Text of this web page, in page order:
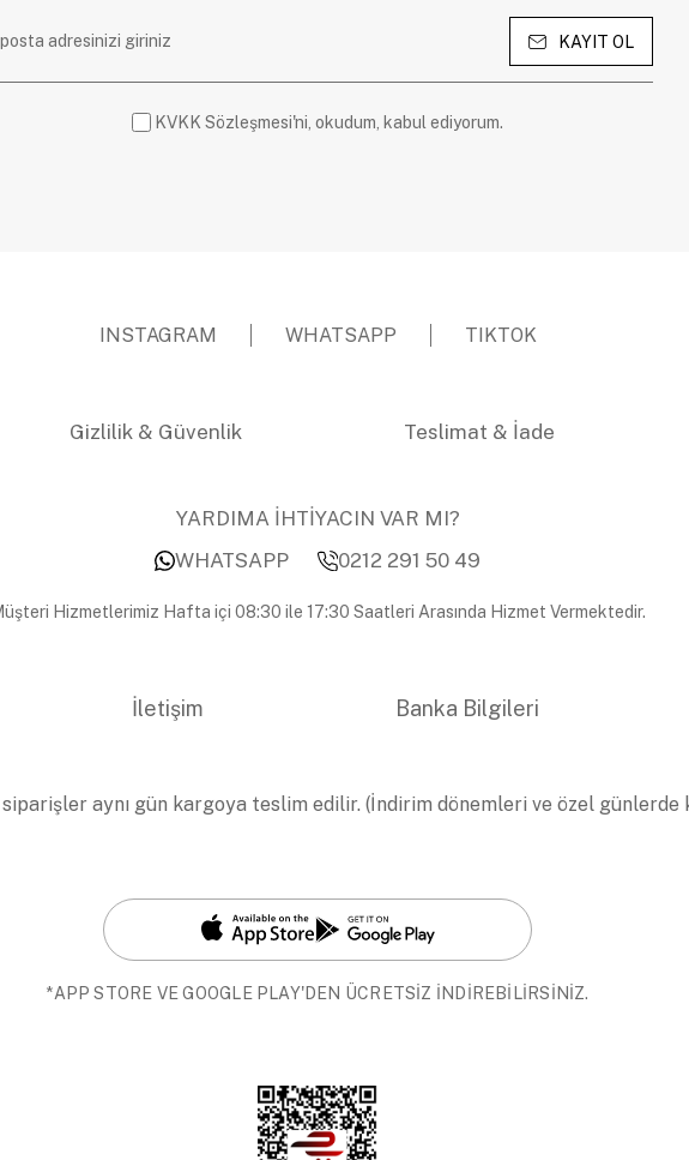
KAYIT OL
KVKK Sözleşmesi'ni, okudum, kabul ediyorum.
INSTAGRAM WHATSAPP TIKTOK
Gizlilik & Güvenlik Teslimat & İade
YARDIMA İHTİYACIN VAR MI?
WHATSAPP
0212 291 50 49
Hizmetlerimiz Hafta içi 08:30 ile 17:30 Saatleri Arasında Hizmet Vermektedir.
İletişim Banka Bilgileri
aynı gün kargoya teslim edilir. (İndirim dönemleri ve özel
*APP STORE VE GOOGLE PLAY'DEN ÜCRETSİZ İNDİREBİLİRSİNİZ.